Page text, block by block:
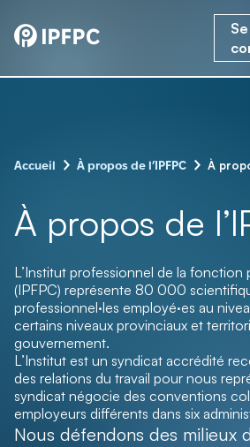
Se
Accueil – À propos de l’IPFPC – À
À propos de
L’Institut professionnel de la fonction
(IPFPC) représente 80 000
professionnel·les employé·es au
certains niveaux provinciaux et
gouvernement.
L’Institut est un syndicat accrédité
des relations du travail pour nous
syndicat négocie des conventions
employeurs différents dans six
Nous défendons des milieux